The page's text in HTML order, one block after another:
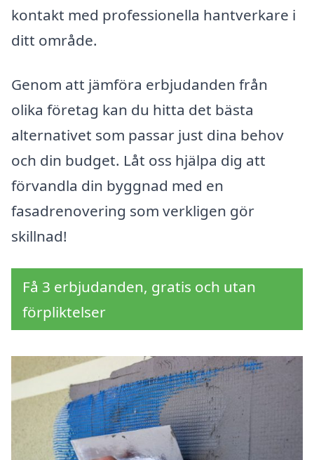
kontakt med professionella hantverkare i
ditt område.
Genom att jämföra erbjudanden från
olika företag kan du hitta det bästa
alternativet som passar just dina behov
och din budget. Låt oss hjälpa dig att
förvandla din byggnad med en
fasadrenovering som verkligen gör
skillnad!
Få 3 erbjudanden, gratis och utan
förpliktelser